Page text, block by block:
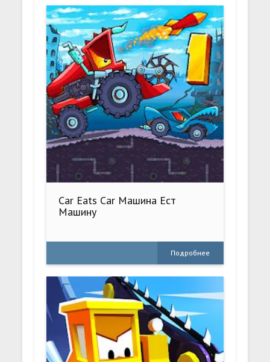
Car Eats Car Машина Ест
Машину
Подробнее